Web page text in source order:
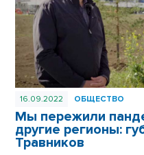
16.09.2022 ОБЩЕСТВО
Мы пережили
другие регионы:
Травников